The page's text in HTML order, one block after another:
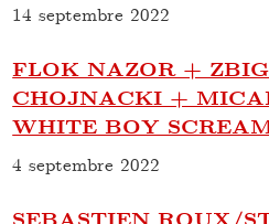
14 septembre 2022
FLOK NAZOR +
CHOJNACKI +
WHITE BOY
4 septembre 2022